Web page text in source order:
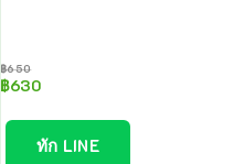
฿650
฿630
ทัก LINE